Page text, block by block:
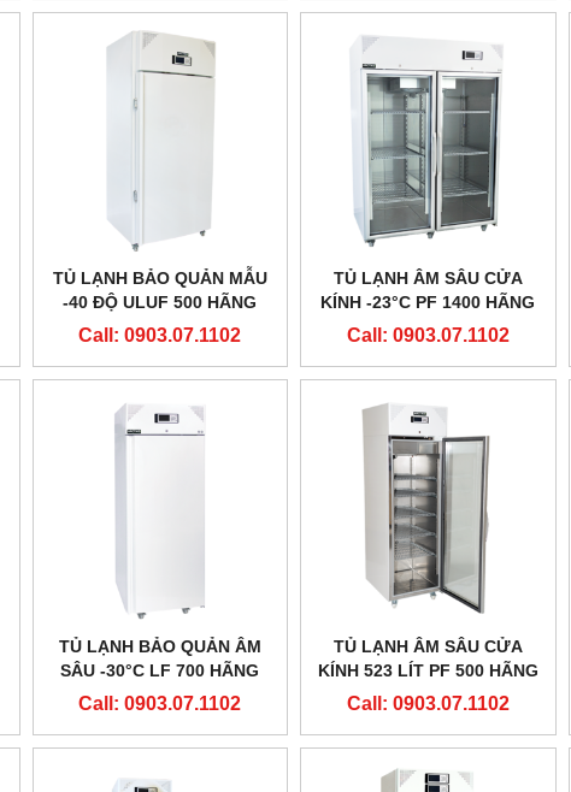
TỦ LẠNH BẢO QUẢN MẪU
-40 ĐỘ ULUF 500 HÃNG
ARCTICO - ĐAN MẠCH
Call: 0903.07.1102
TỦ LẠNH ÂM SÂU CỬA
KÍNH -23°C PF 1400 HÃNG
ARCTIKO - ĐAN MẠCH
Call: 0903.07.1102
TỦ LẠNH BẢO QUẢN ÂM
SÂU -30°C LF 700 HÃNG
ARCTIKO - ĐAN MẠCH
Call: 0903.07.1102
TỦ LẠNH ÂM SÂU CỬA
KÍNH 523 LÍT PF 500 HÃNG
ARCTIKO - ĐAN MẠCH
Call: 0903.07.1102